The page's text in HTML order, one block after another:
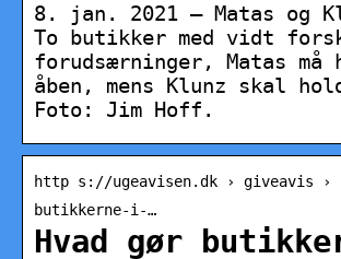
8. jan. 2021 — Matas og
To butikker med vidt
forudsærninger, Matas må
åben, mens Klunz skal
Foto: Jim Hoff.
http s://ugeavisen.dk › giveavis ›
butikkerne-i-…
Hvad gør